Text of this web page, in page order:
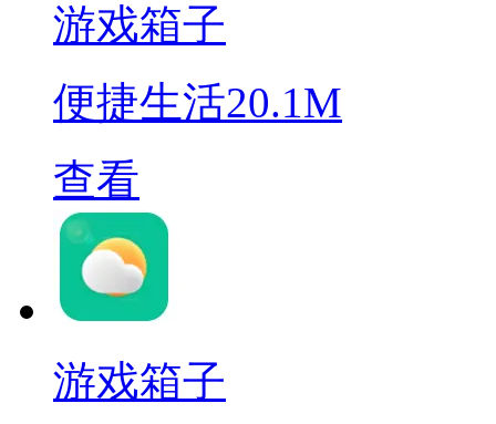
游戏箱子
便捷生活20.1M
查看
游戏箱子